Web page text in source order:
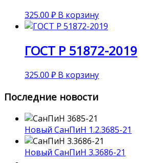
325.00 ₽ В корзину
ГОСТ Р 51872-2019
325.00 ₽ В корзину
Последние новости
Новый СанПиН 1.2.3685-21
Новый СанПиН 3.3686-21